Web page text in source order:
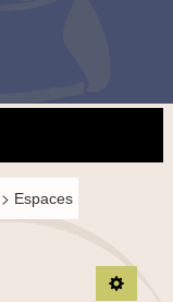
> Espaces
Ouvrir